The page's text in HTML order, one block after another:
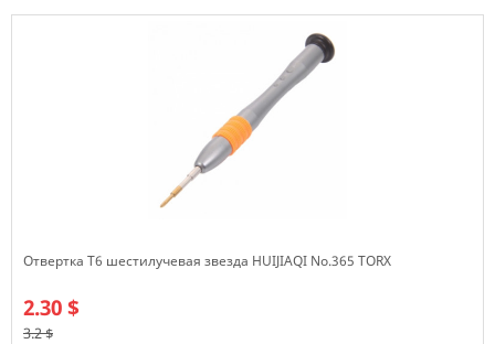
Отвертка T6 шестилучевая звезда HUIJIAQI No.365 TORX
2.30 $
3.2 $